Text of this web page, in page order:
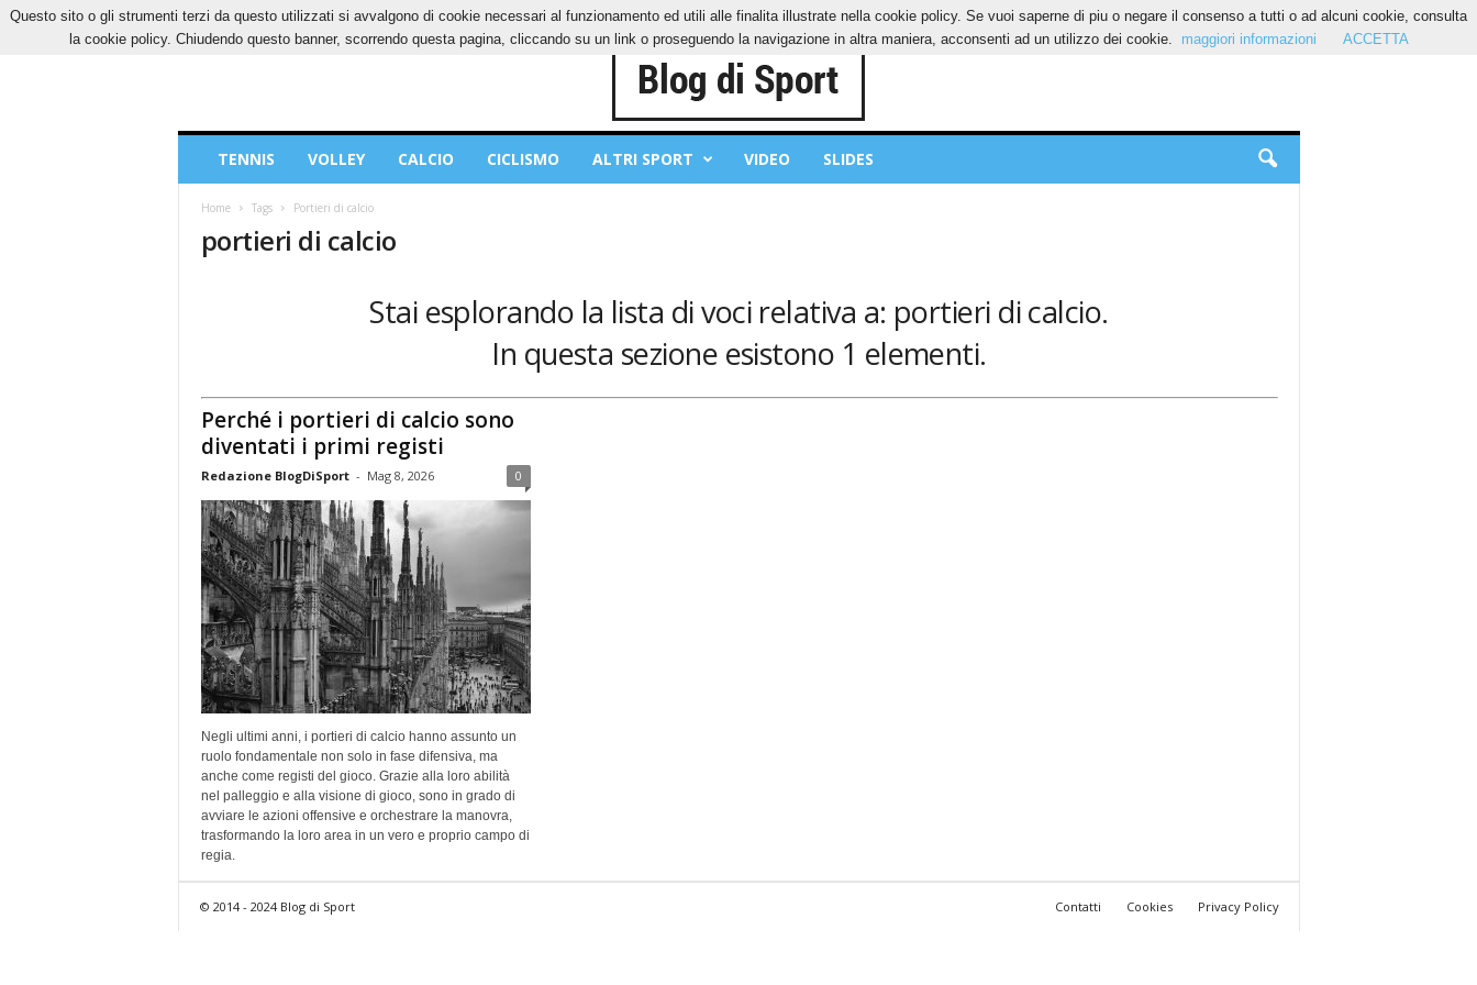
GIOVEDÌ, 6 AGOSTO 2026 CONTATTI COOKIES PRIVACY POLICY
Sport
TENNIS VOLLEY CALCIO CICLISMO ALTRI SPORT VIDEO SLIDES
Home Tags Portieri di calcio
portieri di calcio
Stai esplorando la lista di voci relativa a: portieri di calcio.
In questa sezione esistono 1 elementi.
Perché i portieri di calcio sono
diventati i primi registi
Redazione BlogDiSport - Mag 8, 2026 0
Negli ultimi anni, i portieri di calcio hanno assunto un
ruolo fondamentale non solo in fase difensiva, ma
anche come registi del gioco. Grazie alla loro abilità
nel palleggio e alla visione di gioco, sono in grado di
avviare le azioni offensive e orchestrare la manovra,
trasformando la loro area in un vero e proprio campo di
regia.
Contatti Cookies Privacy Policy
© 2014 - 2024 Blog di Sport
Questo sito o gli strumenti terzi da questo utilizzati si avvalgono di cookie necessari al funzionamento ed utili alle finalita illustrate nella cookie policy. Se vuoi saperne di piu o negare il consenso a tutti o ad alcuni cookie, consulta
la cookie policy. Chiudendo questo banner, scorrendo questa pagina, cliccando su un link o proseguendo la navigazione in altra maniera, acconsenti ad un utilizzo dei cookie.
maggiori informazioni ACCETTA